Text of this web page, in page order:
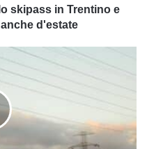
skipass in Trentino e
d'estate